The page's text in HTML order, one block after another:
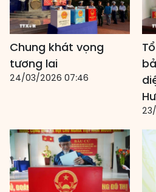
Chung khát vọng
tương lai
24/03/2026 07:46